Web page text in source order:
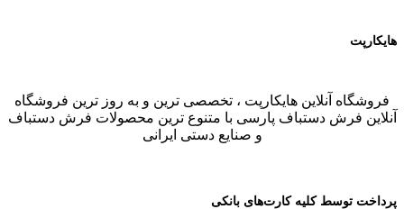
هایکارپت
فروشگاه آنلاین هایکارپت ، تخصصی ترین و به روز ترین فروشگاه
آنلاین فرش دستباف پارسی با متنوع ترین محصولات فرش دستباف
و صنایع دستی ایرانی
پرداخت توسط کلیه کارت‌های بانکی